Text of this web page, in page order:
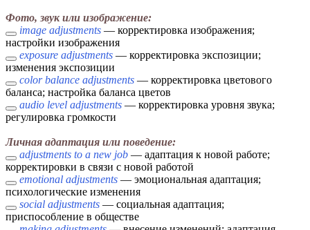
Фото, звук или изображение:
image adjustments — корректировка изображения;
настройки изображения
exposure adjustments — корректировка экспозиции;
изменения экспозиции
color balance adjustments — корректировка цветового
баланса; настройка баланса цветов
audio level adjustments — корректировка уровня звука;
регулировка громкости
Личная адаптация или поведение:
adjustments to a new job — адаптация к новой работе;
корректировки в связи с новой работой
emotional adjustments — эмоциональная адаптация;
психологические изменения
social adjustments — социальная адаптация;
приспособление в обществе